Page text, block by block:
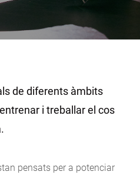
de diferents àmbits
i treballar el cos
pensats per a potenciar